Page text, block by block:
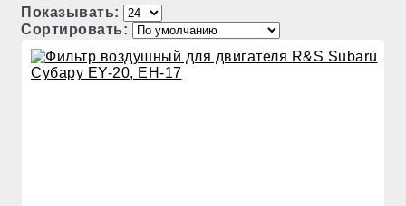
Показывать:
Сортировать: